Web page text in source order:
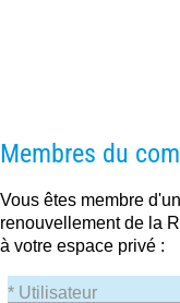
Membres du
Vous êtes membre
renouvellement de la
à votre espace privé :
* Utilisateur